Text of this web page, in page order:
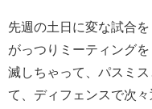
先週の土日に変な試合
がっつりミーティング
滅しちゃって、パスミ
て、ディフェンスで次